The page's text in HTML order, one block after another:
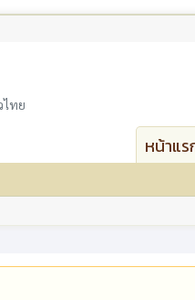
ไทย
หน้าแร